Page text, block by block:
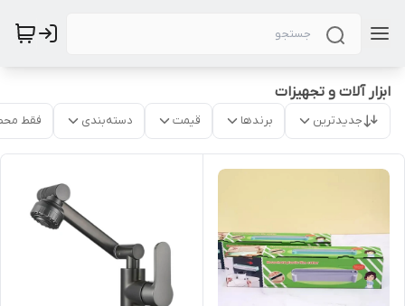
ابزار آلات و تجهیزات
جدیدترین برندها قیمت دسته‌بندی فقط